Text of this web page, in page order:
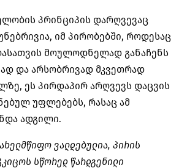
პრინციპის დარღვევაც
იმ პირობებში, როდესაც
მოულოდნელად განაჩენს
და არსობრივად მკვეთრად
ეს პირდაპირ არღვევს დაცვის
უფლებებს, რასაც ამ
ადგილი.
ვალდებულია, პირის
სწორედ წარდგენილი